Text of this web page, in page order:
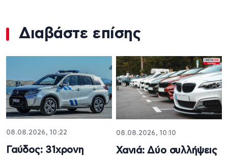
Διαβάστε επίσης
08.08.2026, 10:22
Γαύδος: 31χρονη
08.08.2026, 10:10
Χανιά: Δύο συλλήψεις